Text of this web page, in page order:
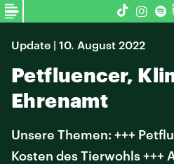
Update | 10. August 2022
Petfluencer,
Ehrenamt
Unsere Themen: +++
Kosten des Tierwohls +++